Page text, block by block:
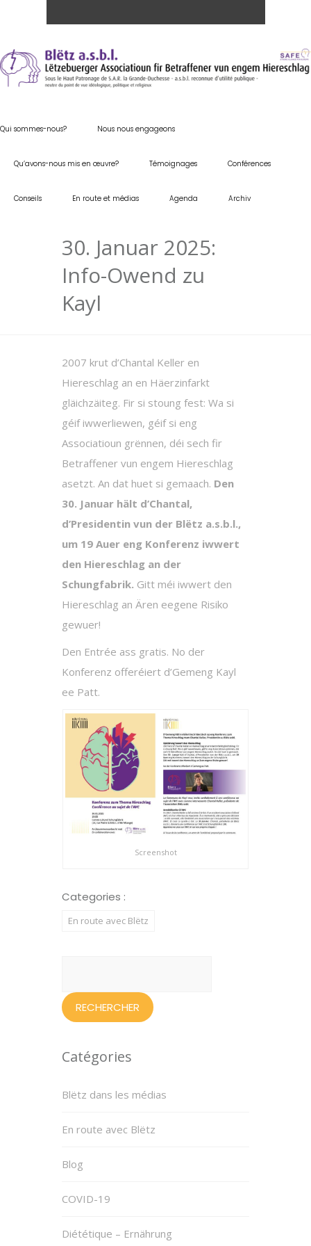
Qui sommes-nous? Nous nous engageons
Qu’avons-nous mis en œuvre? Témoignages Conférences
Conseils En route et médias Agenda Archiv
30. Januar 2025:
Info-Owend zu
Kayl
2007 krut d’Chantal Keller en
Hiereschlag an en Häerzinfarkt
gläichzäiteg. Fir si stoung fest: Wa si
géif iwwerliewen, géif si eng
Associatioun grënnen, déi sech fir
Betraffener vun engem Hiereschlag
asetzt. An dat huet si gemaach. Den
30. Januar hält d’Chantal,
d’Presidentin vun der Blëtz a.s.b.l.,
um 19 Auer eng Konferenz iwwert
den Hiereschlag an der
Schungfabrik. Gitt méi iwwert den
Hiereschlag an Ären eegene Risiko
gewuer!
Den Entrée ass gratis. No der
Konferenz offeréiert d’Gemeng Kayl
ee Patt.
Screenshot
Categories :
En route avec Blëtz
Catégories
Blëtz dans les médias
En route avec Blëtz
Blog
COVID-19
Diététique – Ernährung